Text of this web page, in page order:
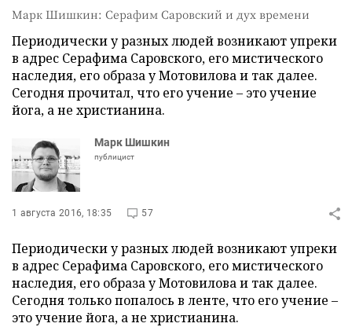
Марк Шишкин: Серафим Саровский и дух времени
Периодически у разных людей возникают упреки
в адрес Серафима Саровского, его мистического
наследия, его образа у Мотовилова и так далее.
Сегодня прочитал, что его учение – это учение
йога, а не христианина.
Марк Шишкин
публицист
1 августа 2016, 18:35 57
Периодически у разных людей возникают упреки
в адрес Серафима Саровского, его мистического
наследия, его образа у Мотовилова и так далее.
Сегодня только попалось в ленте, что его учение –
это учение йога, а не христианина.